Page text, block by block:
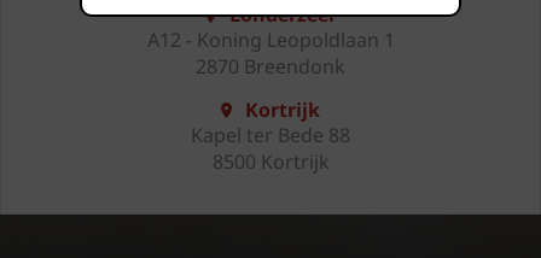
Londerzeel
A12 - Koning Leopoldlaan 1
2870 Breendonk
Kortrijk
Kapel ter Bede 88
8500 Kortrijk